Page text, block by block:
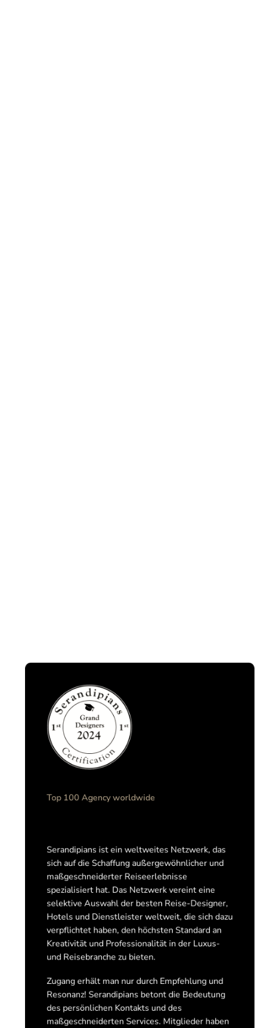
Top 100 Agency worldwide
Serandipians ist ein weltweites Netzwerk, das
sich auf die Schaffung außergewöhnlicher und
maßgeschneiderter Reiseerlebnisse
spezialisiert hat. Das Netzwerk vereint eine
selektive Auswahl der besten Reise-Designer,
Hotels und Dienstleister weltweit, die sich dazu
verpflichtet haben, den höchsten Standard an
Kreativität und Professionalität in der Luxus-
und Reisebranche zu bieten.
Zugang erhält man nur durch Empfehlung und
Resonanz! Serandipians betont die Bedeutung
des persönlichen Kontakts und des
maßgeschneiderten Services. Mitglieder haben